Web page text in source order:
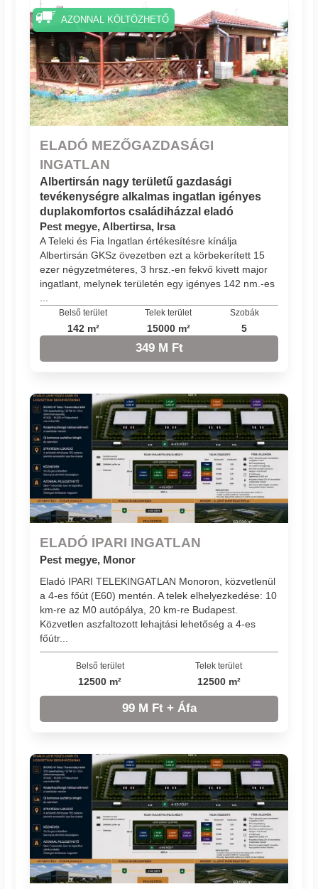
ELADÓ MEZŐGAZDASÁGI
INGATLAN
Albertirsán nagy területű gazdasági
tevékenységre alkalmas ingatlan igényes
duplakomfortos családiházzal eladó
Pest megye, Albertirsa, Irsa
A Teleki és Fia Ingatlan értékesítésre kínálja
Albertirsán GKSz övezetben ezt a körbekerített 15
ezer négyzetméteres, 3 hrsz.-en fekvő kivett major
ingatlant, melynek területén egy igényes 142 nm.-es
Belső terület
142 m²
Telek terület
15000 m²
Szobák
5
349 M Ft
AZONNAL KÖLTÖZHETŐ
ELADÓ IPARI INGATLAN
Pest megye, Monor
Eladó IPARI TELEKINGATLAN Monoron, közvetlenül
a 4-es főút (E60) mentén. A telek elhelyezkedése: 10
km-re az M0 autópálya, 20 km-re Budapest.
Közvetlen aszfaltozott lehajtási lehetőség a 4-es
főútr...
Belső terület
12500 m²
Telek terület
12500 m²
99 M Ft + Áfa